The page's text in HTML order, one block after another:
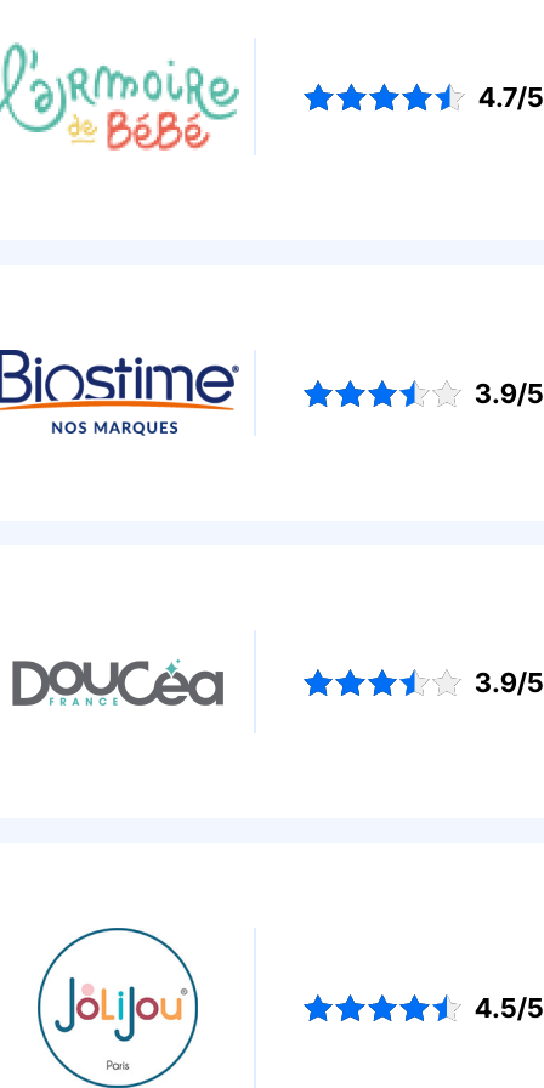
4.7/5
3.9/5
3.9/5
4.5/5